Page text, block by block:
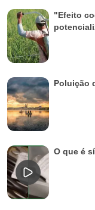
"Efeito
Poluição
O que é